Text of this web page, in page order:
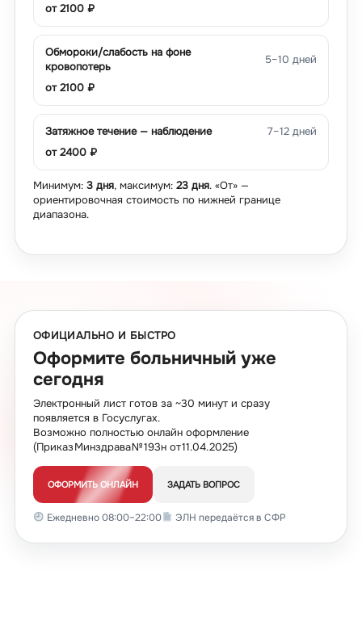
от2100 ₽
Обмороки/слабость на фоне
кровопотерь
5–10 дней
от2100 ₽
Затяжное течение — наблюдение
7–12 дней
от2400 ₽
Минимум: 3 дня, максимум: 23 дня. «От» —
ориентировочная стоимость по нижней границе
диапазона.
ОФИЦИАЛЬНО И БЫСТРО
Оформите больничный уже
сегодня
Электронный лист готов за ~30 минут и сразу
появляется в Госуслугах.
Возможно полностью онлайн оформление
(Приказ Минздрава № 193н от 11.04.2025)
ОФОРМИТЬ ОНЛАЙН ЗАДАТЬ ВОПРОС
Ежедневно 08:00–22:00 ЭЛН передаётся в СФР